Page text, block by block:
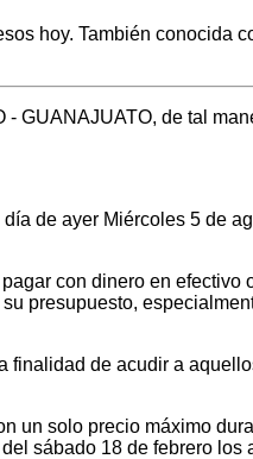
hoy. También conocida
GUANAJUATO, de tal
de ayer Miércoles 5 de
con dinero en
presupuesto,
de acudir a
solo precio máximo
sábado 18 de febrero los